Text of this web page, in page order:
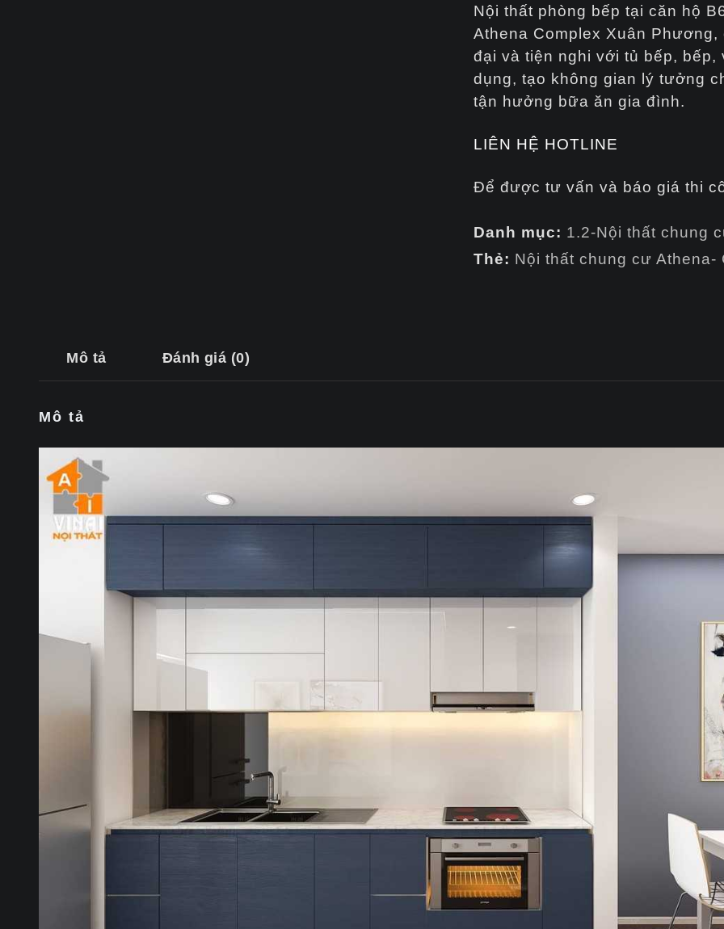
Nội thất phòng bếp tại căn hộ
Athena Complex Xuân
đại và tiện nghi với tủ bếp, bếp,
dụng, tạo không gian lý tưởng
tận hưởng bữa ăn gia đình.
LIÊN HỆ HOTLINE
Để được tư vấn và báo giá thi
Danh mục: 1.2-Nội thất chung
Thẻ: Nội thất chung cư Athena-
Mô tả Đánh giá (0)
Mô tả